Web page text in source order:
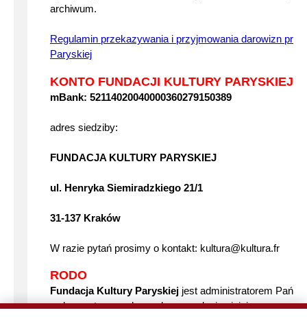
archiwum.
Regulamin przekazywania i przyjmowania darowizn
Paryskiej
KONTO FUNDACJI KULTURY PARYSKIEJ I
mBank: 52114020040000360279150389
adres siedziby:
FUNDACJA KULTURY PARYSKIEJ
ul. Henryka Siemiradzkiego 21/1
31-137 Kraków
W razie pytań prosimy o kontakt: kultura@kultura.fr
RODO
Fundacja Kultury Paryskiej jest administratorem
wykorzystywanych w celu przesyłania niniejszego